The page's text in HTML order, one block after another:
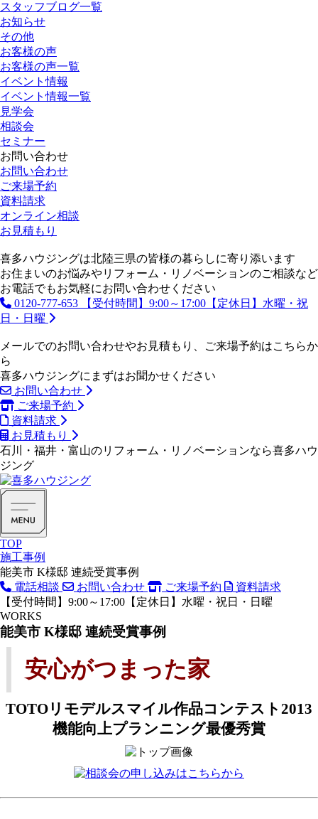
スタッフブログ一覧
お知らせ
その他
お客様の声
お客様の声一覧
イベント情報
イベント情報一覧
見学会
相談会
セミナー
お問い合わせ
お問い合わせ
ご来場予約
資料請求
オンライン相談
お見積もり
喜多ハウジングは北陸三県の皆様の暮らしに寄り添います
お住まいのお悩みやリフォーム・リノベーションのご相談など
お電話でもお気軽にお問い合わせください
0120-777-653
【受付時間】9:00～17:00【定休日】水曜・祝
日・日曜
メールでのお問い合わせやお見積もり、ご来場予約はこちらか
ら
喜多ハウジングにまずはお聞かせください
お問い合わせ
ご来場予約
資料請求
お見積もり
石川・福井・富山のリフォーム・リノベーションなら喜多ハウ
ジング
TOP
施工事例
能美市 K様邸 連続受賞事例
電話相談
お問い合わせ ご来場予約
資料請求
【受付時間】9:00～17:00【定休日】水曜・祝日・日曜
WORKS
能美市 K様邸 連続受賞事例
安心がつまった家
TOTOリモデルスマイル作品コンテスト2013
機能向上プランニング最優秀賞